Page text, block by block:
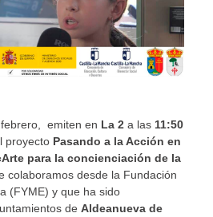
emiten en La 2a las 11:50
proyecto Pasando a la Acción en
para la concienciación de la
colaboramos desde la Fundación
(FYME) y que ha sido
de Aldeanueva de